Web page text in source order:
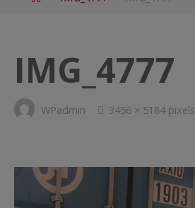
IMG_4777
WPadmin
Full3456 × 5184 pixels